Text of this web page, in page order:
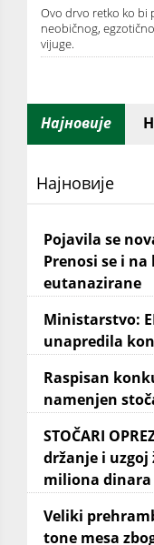
Ovo drvo retko ko bi
neobičnog,
vijuge.
Најновије
Најновије
Pojavila se
Prenosi se i
eutanazirane
Ministarstvo:
unapredila
Raspisan
namenjen
STOČARI
držanje i uzgoj
miliona dinara
Veliki
tone mesa